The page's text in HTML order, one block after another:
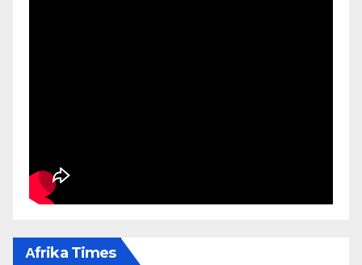
Αfrika Times